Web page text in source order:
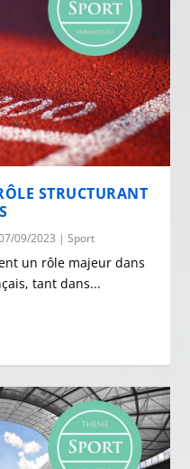
STRUCTURANT
09/2023 |Sport
un rôle majeur dans
tant dans...